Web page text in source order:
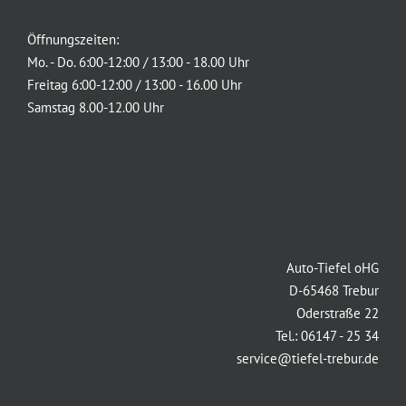
Öffnungszeiten:
Mo. - Do. 6:00-12:00 / 13:00 - 18.00 Uhr
Freitag 6:00-12:00 / 13:00 - 16.00 Uhr
Samstag 8.00-12.00 Uhr
Auto-Tiefel oHG
D-65468 Trebur
Oderstraße 22
Tel.: 06147 - 25 34
service@tiefel-trebur.de